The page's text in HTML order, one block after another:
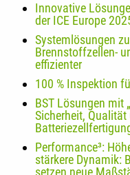
Innovative
der ICE Europe
Systemlösungen
Brennstoffzellen-
effizienter
100 % Inspektion
BST Lösungen mit
Sicherheit,
Performance³:
stärkere Dynamik:
setzen neue